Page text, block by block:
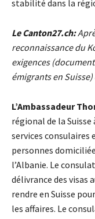
stabilité dans la
Le Canton27.ch:
reconnaissance du
exigences
émigrants en
L’Ambassadeur
régional de la
services consulaires
personnes
l’Albanie. Le
délivrance des visas
rendre en Suisse
les affaires. Le